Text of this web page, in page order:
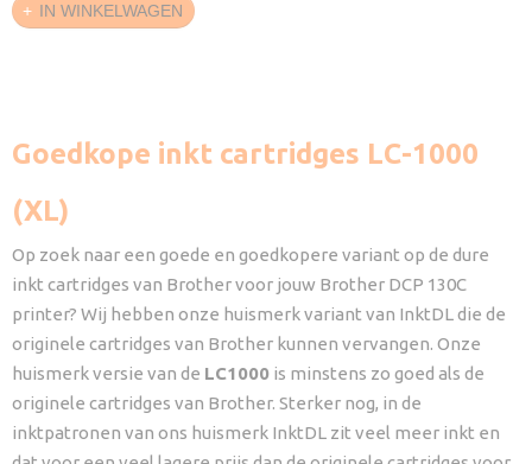
IN WINKELWAGEN
Goedkope inkt cartridges LC-1000
(XL)
Op zoek naar een goede en goedkopere variant op de dure
inkt cartridges van Brother voor jouw Brother DCP 130C
printer? Wij hebben onze huismerk variant van InktDL die de
originele cartridges van Brother kunnen vervangen. Onze
huismerk versie van de LC1000 is minstens zo goed als de
originele cartridges van Brother. Sterker nog, in de
inktpatronen van ons huismerk InktDL zit veel meer inkt en